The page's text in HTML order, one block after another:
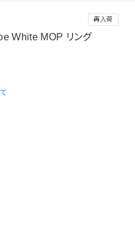
White MOP リング
再入荷